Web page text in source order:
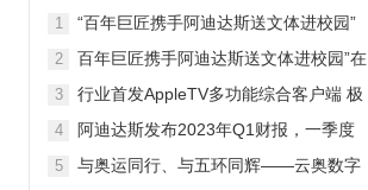
nova...
1
“百年巨匠携手阿迪达斯送文体进校园”
2
百年巨匠携手阿迪达斯送文体进校园”在
3
行业首发AppleTV多功能综合客户端 极
4
阿迪达斯发布2023年Q1财报，一季度
5
与奥运同行、与五环同辉——云奥数字